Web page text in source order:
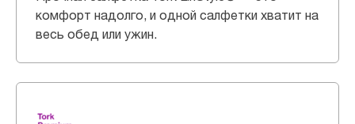
комфорт надолго, и одной салфетки хватит на
весь обед или ужин.